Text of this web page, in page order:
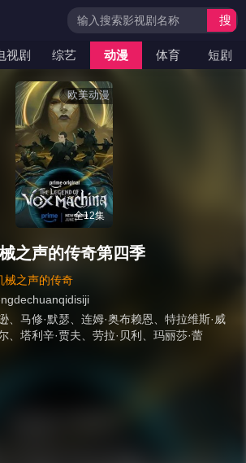
视剧 综艺 动漫 体育 短剧
搜
欧美动漫
全12集
之声的传奇第四季
械之声的传奇
马修·默瑟 连姆·奥布赖恩
特拉维斯·威
塔利辛·贾夫 劳拉·贝利
玛丽莎·蕾